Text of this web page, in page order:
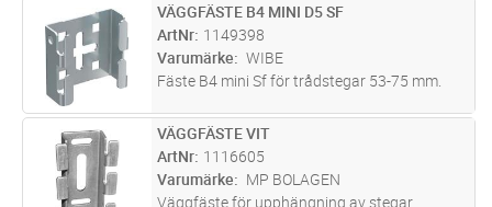
ST Lägg i kundvagn
VÄGGFÄSTE B4 MINI D5 SF
ArtNr 1149398
Varumärke
WIBE
Fäste B4 mini Sf för trådstegar 53-75 mm.
ST Lägg i kundvagn
VÄGGFÄSTE VIT
ArtNr 1116605
Varumärke
MP BOLAGEN
Väggfäste för upphängning av stegar